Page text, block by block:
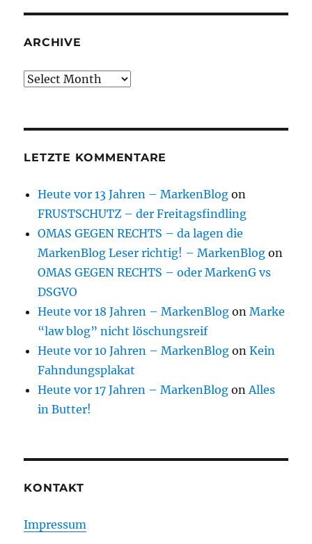
ARCHIVE
Archive
LETZTE KOMMENTARE
Heute vor 13 Jahren – MarkenBlog on
FRUSTSCHUTZ – der Freitagsfindling
OMAS GEGEN RECHTS – da lagen die
MarkenBlog Leser richtig! – MarkenBlog on
OMAS GEGEN RECHTS – oder MarkenG vs
DSGVO
Heute vor 18 Jahren – MarkenBlog onMarke
“law blog” nicht löschungsreif
Heute vor 10 Jahren – MarkenBlog onKein
Fahndungsplakat
Heute vor 17 Jahren – MarkenBlog onAlles
in Butter!
KONTAKT
Impressum